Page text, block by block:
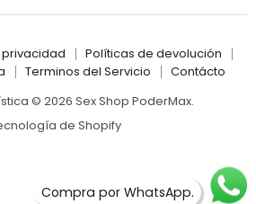
Políticas de devolución
Terminos del Servicio
Contácto
© 2026 Sex Shop PoderMax.
de Shopify
Compra por WhatsApp.